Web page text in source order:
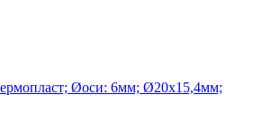
Øоси: 6мм; Ø20x15,4мм;